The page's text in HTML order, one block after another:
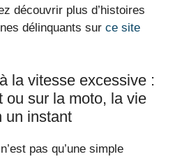
découvrir plus d’histoires
délinquants sur ce site
la vitesse excessive :
ou sur la moto, la vie
un instant
pas qu’une simple